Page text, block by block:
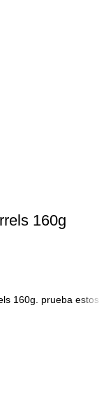
160g
160g. prueba estos